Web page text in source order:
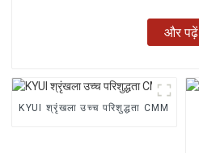
और पढ़ें
KYUI श्रृंखला उच्च परिशुद्धता CMM